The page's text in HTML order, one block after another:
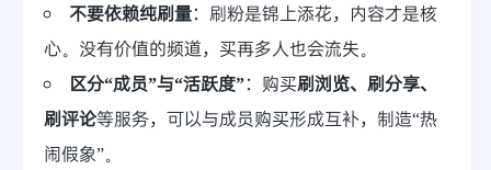
不要依赖纯刷量：刷粉是锦上添花，内容才是核
心。没有价值的频道，买再多人也会流失。
区分“成员”与“活跃度”：购买刷浏览、刷分享、
刷评论等服务，可以与成员购买形成互补，制造“热
闹假象”。